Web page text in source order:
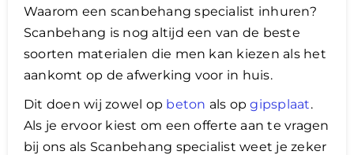
Waarom een scanbehang specialist inhuren?
Scanbehang is nog altijd een van de beste
soorten materialen die men kan kiezen als het
aankomt op de afwerking voor in huis.
Dit doen wij zowel op beton als opgipsplaat.
Als je ervoor kiest om een offerte aan te vragen
bij ons als Scanbehang specialist weet je zeker